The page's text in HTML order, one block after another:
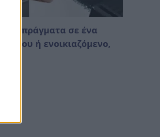
τα 3 πράγματα σε ένα
ή ενοικιαζόμενο,